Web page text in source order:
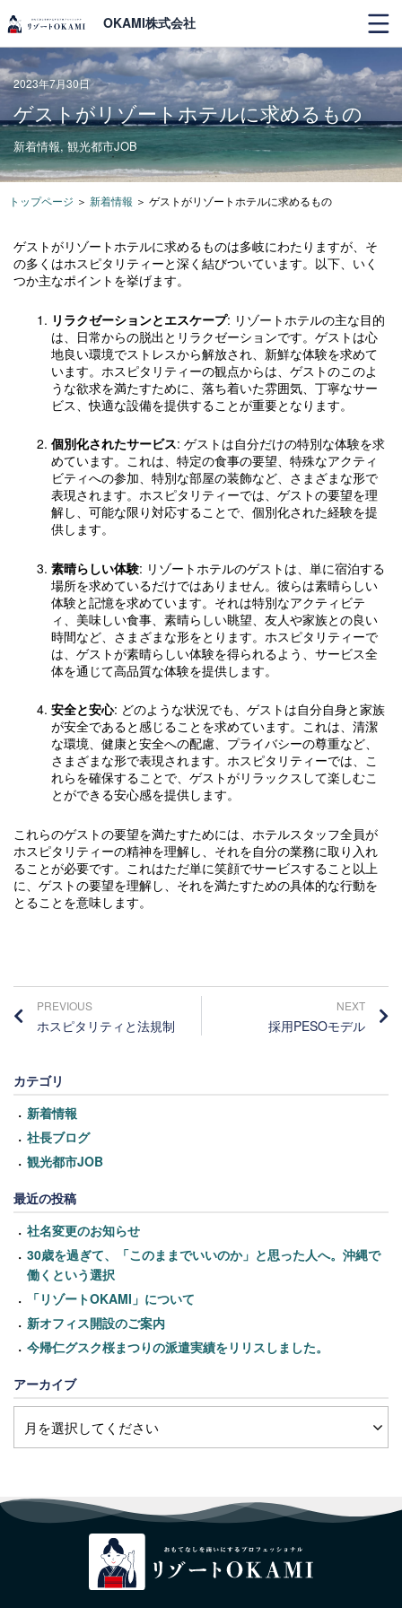
OKAMI株式会社
2023年7月30日
ゲストがリゾートホテルに求めるもの
新着情報, 観光都市JOB
トップページ ＞ 新着情報 ＞ ゲストがリゾートホテルに求めるもの
ゲストがリゾートホテルに求めるものは多岐にわたりますが、そ
の多くはホスピタリティーと深く結びついています。以下、いく
つか主なポイントを挙げます。
リラクゼーションとエスケープ: リゾートホテルの主な目的
は、日常からの脱出とリラクゼーションです。ゲストは心
地良い環境でストレスから解放され、新鮮な体験を求めて
います。ホスピタリティーの観点からは、ゲストのこのよ
うな欲求を満たすために、落ち着いた雰囲気、丁寧なサー
ビス、快適な設備を提供することが重要となります。
個別化されたサービス: ゲストは自分だけの特別な体験を求
めています。これは、特定の食事の要望、特殊なアクティ
ビティへの参加、特別な部屋の装飾など、さまざまな形で
表現されます。ホスピタリティーでは、ゲストの要望を理
解し、可能な限り対応することで、個別化された経験を提
供します。
素晴らしい体験: リゾートホテルのゲストは、単に宿泊する
場所を求めているだけではありません。彼らは素晴らしい
体験と記憶を求めています。それは特別なアクティビテ
ィ、美味しい食事、素晴らしい眺望、友人や家族との良い
時間など、さまざまな形をとります。ホスピタリティーで
は、ゲストが素晴らしい体験を得られるよう、サービス全
体を通じて高品質な体験を提供します。
安全と安心: どのような状況でも、ゲストは自分自身と家族
が安全であると感じることを求めています。これは、清潔
な環境、健康と安全への配慮、プライバシーの尊重など、
さまざまな形で表現されます。ホスピタリティーでは、こ
れらを確保することで、ゲストがリラックスして楽しむこ
とができる安心感を提供します。
これらのゲストの要望を満たすためには、ホテルスタッフ全員が
ホスピタリティーの精神を理解し、それを自分の業務に取り入れ
ることが必要です。これはただ単に笑顔でサービスすること以上
に、ゲストの要望を理解し、それを満たすための具体的な行動を
とることを意味します。
PREVIOUS
ホスピタリティと法規制
NEXT
採用PESOモデル
カテゴリ
新着情報
社長ブログ
観光都市JOB
最近の投稿
社名変更のお知らせ
30歳を過ぎて、「このままでいいのか」と思った人へ。沖縄で
働くという選択
「リゾートOKAMI」について
新オフィス開設のご案内
今帰仁グスク桜まつりの派遣実績をリリスしました。
アーカイブ